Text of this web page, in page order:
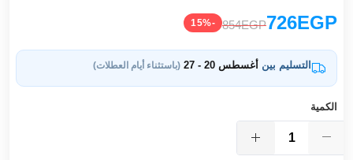
726EGP
854EGP
-15%
التسليم بين أغسطس 20 - 27 (باستثناء أيام العطلات)
الكمية